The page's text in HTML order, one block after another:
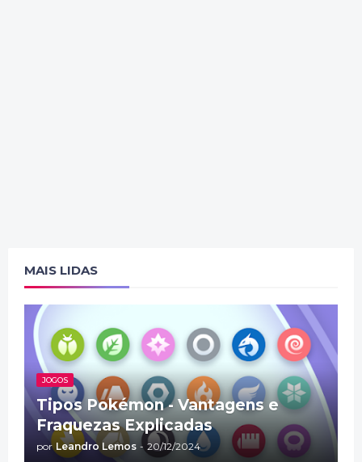
MAIS LIDAS
JOGOS
Tipos Pokémon - Vantagens e
Fraquezas Explicadas
por Leandro Lemos - 20/12/2024